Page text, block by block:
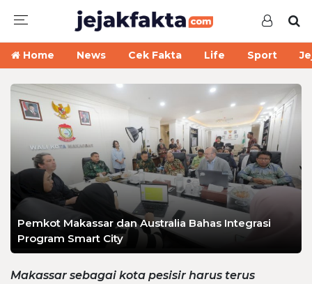
Home News Cek Fakta Life Sport
Pemkot Makassar dan Australia Bahas Integrasi
Program Smart City
Makassar sebagai kota pesisir harus terus